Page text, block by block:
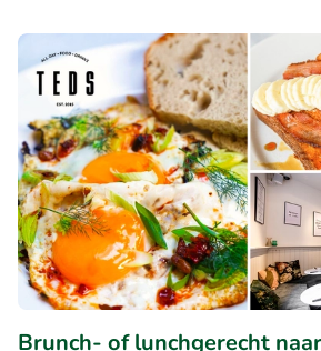
Brunch- of lunchgerecht